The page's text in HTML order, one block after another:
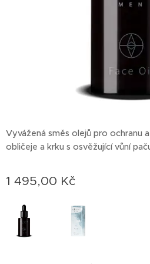
Vyvážená směs olejů pro ochranu
obličeje a krku s osvěžující vůní
1 495,00 Kč